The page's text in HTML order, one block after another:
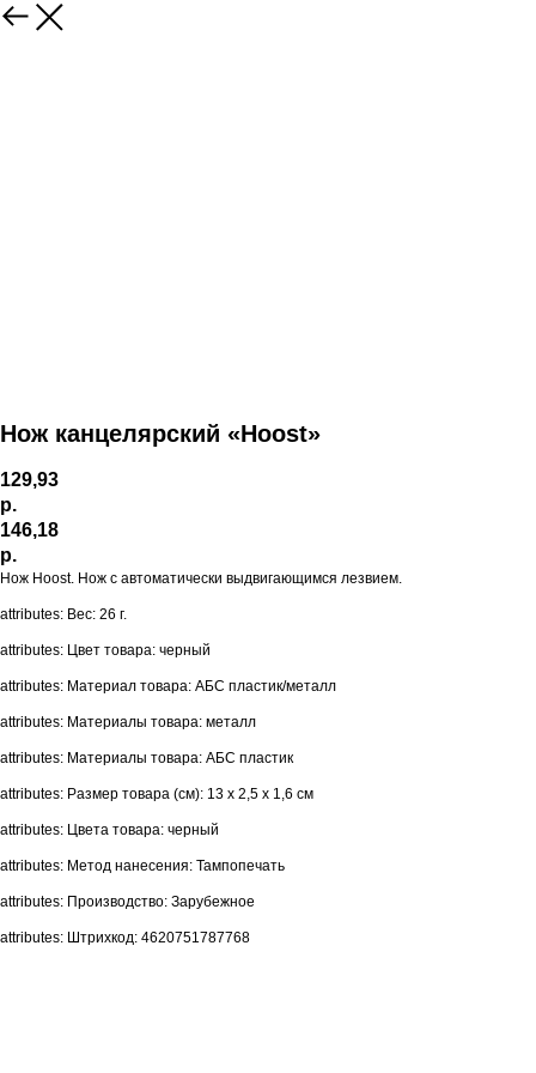
Нож канцелярский «Hoost»
129,93
р.
146,18
р.
Нож Hoost. Нож с автоматически выдвигающимся лезвием.
attributes: Вес: 26 г.
attributes: Цвет товара: черный
attributes: Материал товара: АБС пластик/металл
attributes: Материалы товара: металл
attributes: Материалы товара: АБС пластик
attributes: Размер товара (см): 13 х 2,5 х 1,6 см
attributes: Цвета товара: черный
attributes: Метод нанесения: Тампопечать
attributes: Производство: Зарубежное
attributes: Штрихкод: 4620751787768